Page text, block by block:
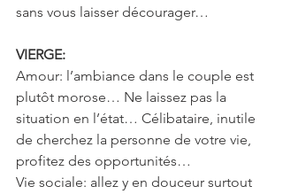
sans vous laisser décourager…
VIERGE:
Amour: l’ambiance dans le couple est
plutôt morose… Ne laissez pas la
situation en l’état… Célibataire, inutile
de cherchez la personne de votre vie,
profitez des opportunités…
Vie sociale: allez y en douceur surtout